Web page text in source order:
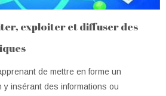
exploiter et diffuser des
de mettre en forme un
y insérant des informations ou